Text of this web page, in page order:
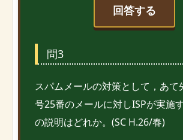
回答する
問3
スパムメールの対策として，あて
号25番のメールに対しISPが実施
の説明はどれか。(SC H.26/春)